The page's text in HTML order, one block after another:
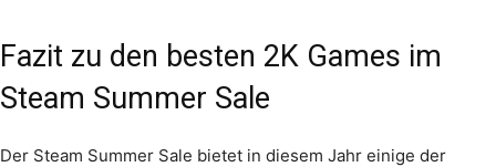
Fazit zu den besten 2K Games im
Steam Summer Sale
Der Steam Summer Sale bietet in diesem Jahr einige der